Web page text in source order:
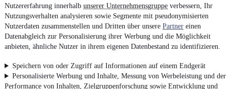
Nutzererfahrung innerhalb unserer Unternehmensgruppe verbessern, Ihr
Nutzungsverhalten analysieren sowie Segmente mit pseudonymisierten
Nutzerdaten zusammenstellen und Dritten über unsere Partner einen
Datenabgleich zur Personalisierung ihrer Werbung und die Möglichkeit
anbieten, ähnliche Nutzer in ihrem eigenen Datenbestand zu identifizieren.
Speichern von oder Zugriff auf Informationen auf einem Endgerät
Personalisierte Werbung und Inhalte, Messung von Werbeleistung und der
Performance von Inhalten, Zielgruppenforschung sowie Entwicklung und